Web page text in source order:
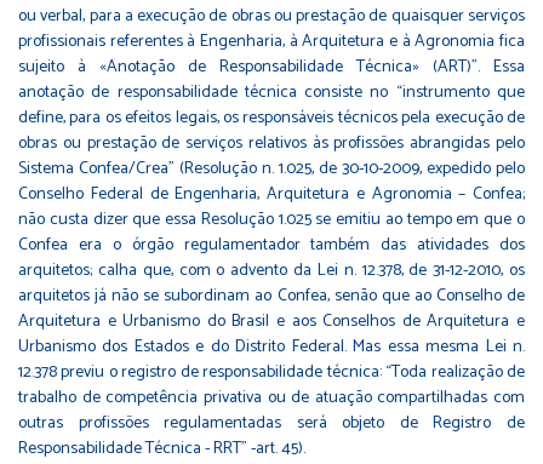
ou verbal, para a execução de obras ou prestação de quaisquer serviços
profissionais referentes à Engenharia, à Arquitetura e à Agronomia fica
sujeito à «Anotação de Responsabilidade Técnica» (ART)”. Essa
anotação de responsabilidade técnica consiste no “instrumento que
define, para os efeitos legais, os responsáveis técnicos pela execução de
obras ou prestação de serviços relativos às profissões abrangidas pelo
Sistema Confea/Crea” (Resolução n. 1.025, de 30-10-2009, expedido pelo
Conselho Federal de Engenharia, Arquitetura e Agronomia – Confea;
não custa dizer que essa Resolução 1.025 se emitiu ao tempo em que o
Confea era o órgão regulamentador também das atividades dos
arquitetos; calha que, com o advento da Lei n. 12.378, de 31-12-2010, os
arquitetos já não se subordinam ao Confea, senão que ao Conselho de
Arquitetura e Urbanismo do Brasil e aos Conselhos de Arquitetura e
Urbanismo dos Estados e do Distrito Federal. Mas essa mesma Lei n.
12.378 previu o registro de responsabilidade técnica: “Toda realização de
trabalho de competência privativa ou de atuação compartilhadas com
outras profissões regulamentadas será objeto de Registro de
Responsabilidade Técnica - RRT” -art. 45).